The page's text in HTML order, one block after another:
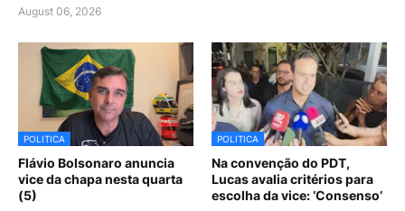
August 06, 2026
POLITICA
Flávio Bolsonaro anuncia
vice da chapa nesta quarta
(5)
POLITICA
Na convenção do PDT,
Lucas avalia critérios para
escolha da vice: ‘Consenso’